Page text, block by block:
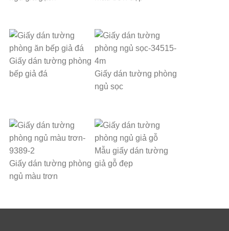
Giấy dán tường phòng
bếp giả đá
Giấy dán tường phòng
ngủ sọc
Giấy dán tường phòng
ngủ màu trơn
Mẫu giấy dán tường
giả gỗ đẹp